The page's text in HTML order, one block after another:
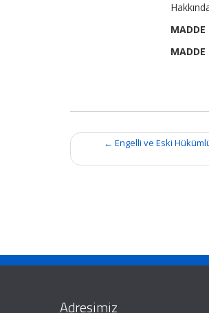
MADDE
MADDE
Post
navigation
← Engelli ve Eski
Adresimiz